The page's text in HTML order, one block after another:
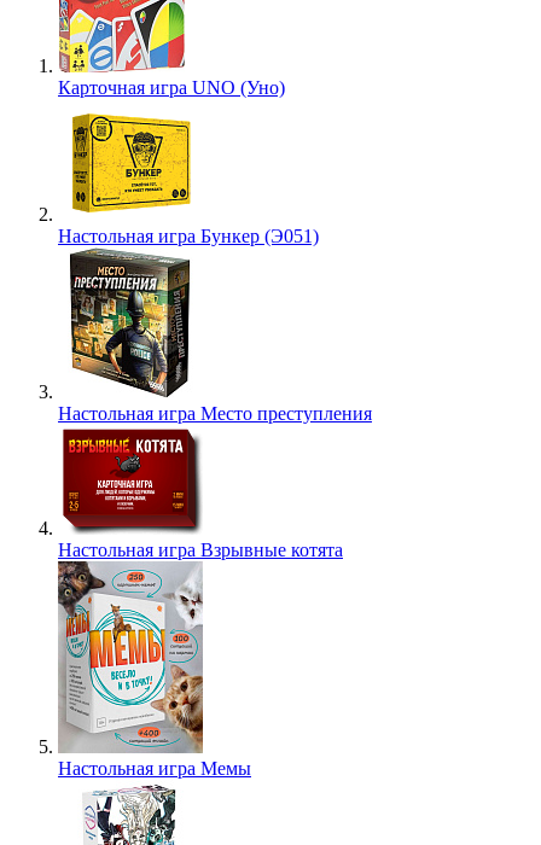
Карточная игра UNO (Уно)
Настольная игра Бункер (Э051)
Настольная игра Место преступления
Настольная игра Взрывные котята
Настольная игра Мемы